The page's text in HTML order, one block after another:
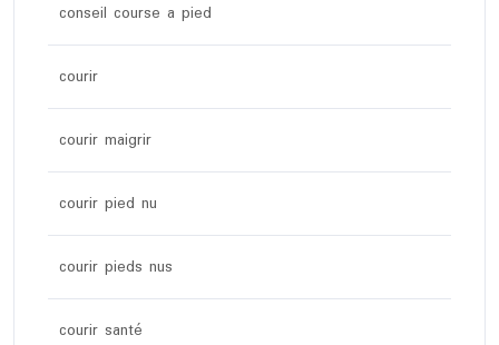
conseil course a pied
courir
courir maigrir
courir pied nu
courir pieds nus
courir santé